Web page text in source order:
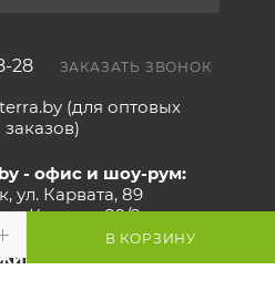
В КОРЗИНУ
28 ЗАКАЗАТЬ ЗВОНОК
(для оптовых
заказов)
- офис и шоу-рум:
ул. Карвата, 89
ул.Карвата 89/2
работы: